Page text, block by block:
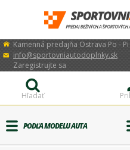
Kamenná predajňa Ostrava Po -
info@sportovniautodoplnky.sk
Zaregistrujte sa
Hľadať
PODĽA MODELU AUTA